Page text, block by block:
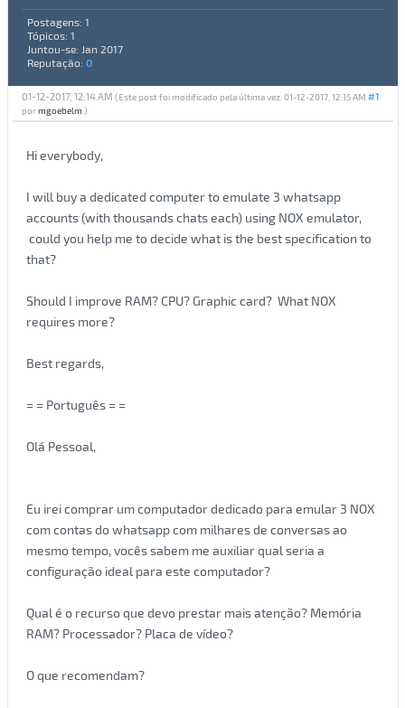
Postagens: 1
Tópicos: 1
Juntou-se: Jan 2017
Reputação: 0
#1
01-12-2017, 12:14 AM (Este post foi modificado pela última vez: 01-12-2017, 12:15 AM
pormgoebelm .)
Hi everybody,
I will buy a dedicated computer to emulate 3 whatsapp
accounts (with thousands chats each) using NOX emulator,
could you help me to decide what is the best specification to
that?
Should I improve RAM? CPU? Graphic card? What NOX
requires more?
Best regards,
= = Português = =
Olá Pessoal,
Eu irei comprar um computador dedicado para emular 3 NOX
com contas do whatsapp com milhares de conversas ao
mesmo tempo, vocês sabem me auxiliar qual seria a
configuração ideal para este computador?
Qual é o recurso que devo prestar mais atenção? Memória
RAM? Processador? Placa de vídeo?
O que recomendam?